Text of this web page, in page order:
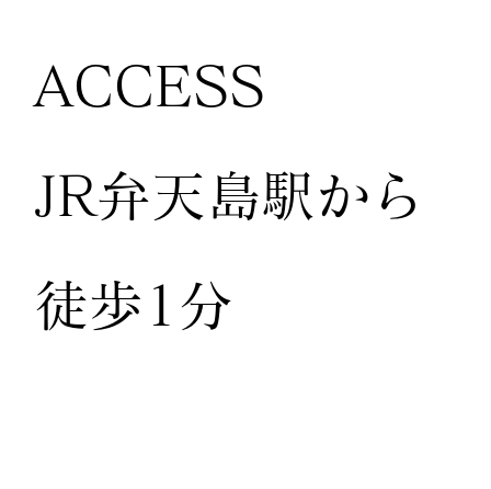
ACCESS
JR弁天島駅から
徒歩1分